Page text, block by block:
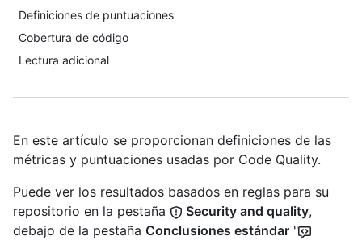
Definiciones de puntuaciones
Cobertura de código
Lectura adicional
En este artículo se proporcionan definiciones de las
métricas y puntuaciones usadas por Code Quality.
Puede ver los resultados basados en reglas para su
repositorio en la pestaña
Security and quality,
debajo de la pestaña Conclusiones estándar "